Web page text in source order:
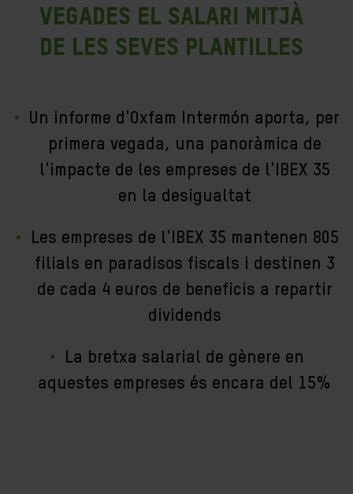
vegades el salari mitjà
de les seves plantilles
Un informe d'Oxfam Intermón aporta, per
primera vegada, una panoràmica de
l'impacte de les empreses de l'IBEX 35
en la desigualtat
Les empreses de l'IBEX 35 mantenen 805
filials en paradisos fiscals i destinen 3
de cada 4 euros de beneficis a repartir
dividends
La bretxa salarial de gènere en
aquestes empreses és encara del 15%